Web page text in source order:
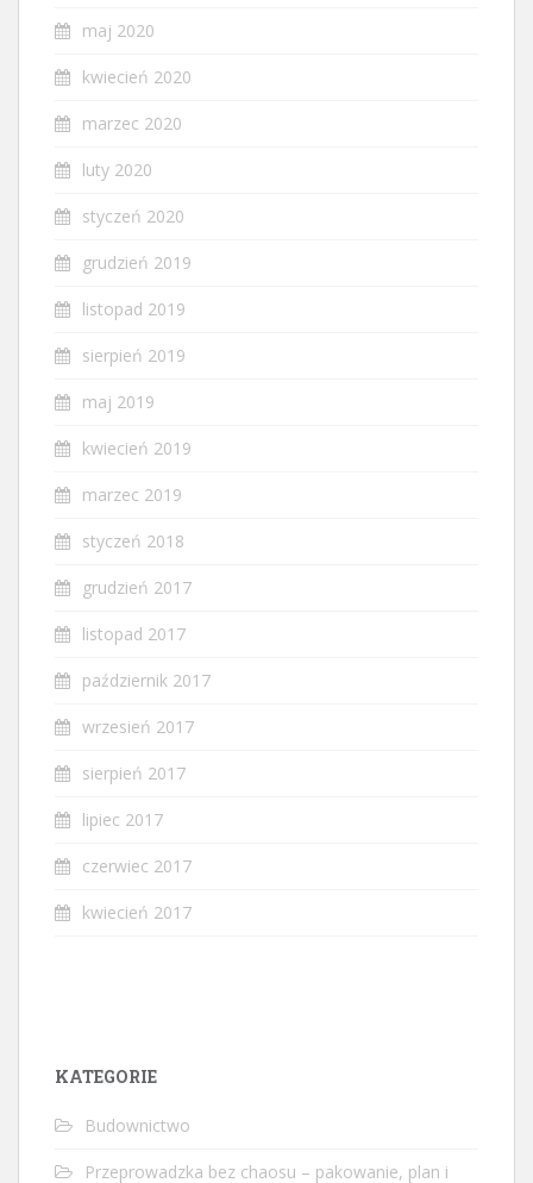
maj 2020
kwiecień 2020
marzec 2020
luty 2020
styczeń 2020
grudzień 2019
listopad 2019
sierpień 2019
maj 2019
kwiecień 2019
marzec 2019
styczeń 2018
grudzień 2017
listopad 2017
październik 2017
wrzesień 2017
sierpień 2017
lipiec 2017
czerwiec 2017
kwiecień 2017
KATEGORIE
Budownictwo
Przeprowadzka bez chaosu – pakowanie, plan i